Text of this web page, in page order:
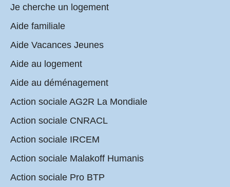
Je cherche un logement
Aide familiale
Aide Vacances Jeunes
Aide au logement
Aide au déménagement
Action sociale AG2R La Mondiale
Action sociale CNRACL
Action sociale IRCEM
Action sociale Malakoff Humanis
Action sociale Pro BTP